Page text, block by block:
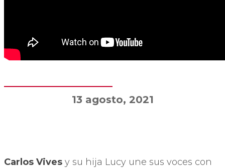
13 agosto, 2021
Carlos Vives y su hija Lucy une sus voces con